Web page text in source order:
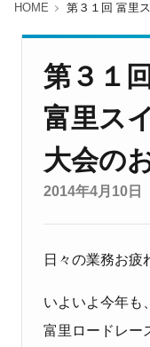
HOME 第３１回 富里
第３１回
富里ス
大会の
2014年4月10日
日々の業務お疲
いよいよ今年も、
富里ロードレー